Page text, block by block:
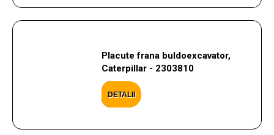
Placute frana buldoexcavator,
Caterpillar - 2303810
DETALII